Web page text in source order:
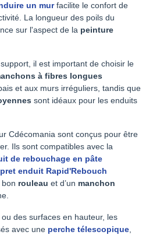
un murfacilite le confort de
La longueur des poils du
sur l'aspect de la peinture
il est important de choisir le
à fibres longues
et aux murs irréguliers, tandis que
sont idéaux pour les enduits
Cdécomania sont conçus pour être
Ils sont compatibles avec la
de rebouchage en pâte
enduit Rapid'Rebouch
bon rouleau et d’un manchon
des surfaces en hauteur, les
avec une perche télescopique,